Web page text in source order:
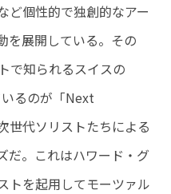
ど個性的で独創的なアー
を展開している。その
で知られるスイスの
るのが「Next
代ソリストたちによる
だ。これはハワード・グ
トを起用してモーツァル